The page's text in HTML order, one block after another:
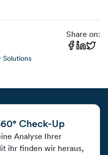
Solutions
Share on:
Check-Up
Analyse Ihrer
ihr finden wir heraus,